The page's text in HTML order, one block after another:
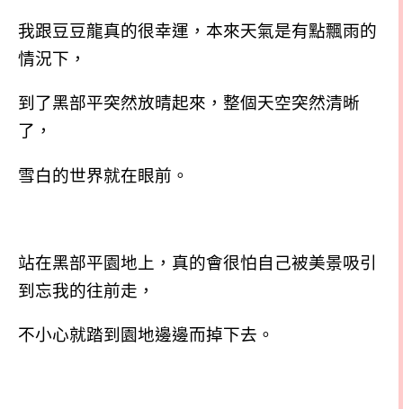
我跟豆豆龍真的很幸運，本來天氣是有點飄雨的
情況下，
到了黑部平突然放晴起來，整個天空突然清晰
了，
雪白的世界就在眼前。
站在黑部平園地上，真的會很怕自己被美景吸引
到忘我的往前走，
不小心就踏到園地邊邊而掉下去。